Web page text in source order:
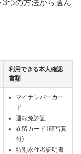
3つの方法から選ん
利用できる本人確認
書類
マイナンバーカー
ド
運転免許証
在留カード（顔写真
付）
特別永住者証明書